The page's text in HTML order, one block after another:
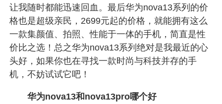
让我随时都能迅速回血。最后华为nova13系列的价
格也是超级亲民，2699元起的价格，就能拥有这么
一款集颜值、拍照、性能于一体的手机，简直是性
价比之选！总之华为nova13系列绝对是我最近的心
头好，如果你也在寻找一款时尚与科技并存的手
机，不妨试试它吧！
华为nova13和nova13pro哪个好